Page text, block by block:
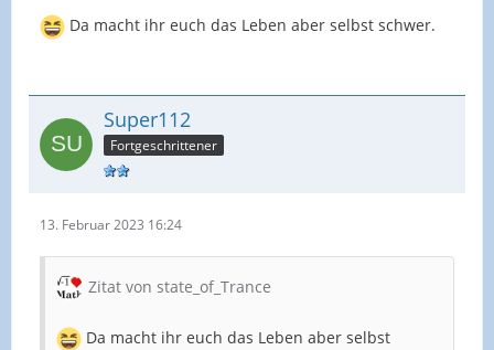
Da macht ihr euch das Leben aber selbst schwer.
Super112
Fortgeschrittener
13. Februar 2023 16:24
Zitat von state_of_Trance
Da macht ihr euch das Leben aber selbst